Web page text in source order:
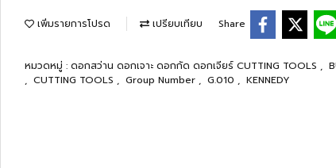
เพิ่มรายการโปรด เปรียบเทียบ Share
หมวดหมู่ : ดอกสว่าน ดอกเจาะ ดอกกัด ดอกเจียร์ CUTTING TOOLS ,
, CUTTING TOOLS , Group Number , G.010 , KENNEDY